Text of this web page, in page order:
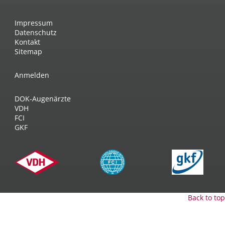
Impressum
Datenschutz
Kontakt
Sitemap
Anmelden
DOK-Augenärzte
VDH
FCI
GKF
Back to top